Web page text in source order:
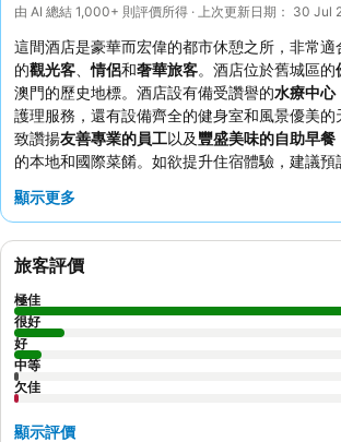
由 AI 總結 1,000+ 則評價所得 · 上次更新日期： 30 Jul
這間酒店是豪華而宏偉的都市休憩之所，非常
的觀光客 、情侶和奢華旅客。酒店位於舊城區的
澳門的歷史地標。酒店設有備受讚譽的水療中心
護理服務，還有設備齊全的健身室和風景優美
致讚揚友善專業的員工以及豐盛美味的自助早餐
的本地和國際菜餚。如欲提升住宿體驗，建議預
顯示更多
旅客評價
極佳
很好
好
中等
欠佳
顯示評價